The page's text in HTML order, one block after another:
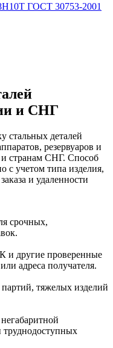
ГОСТ 30753-2001
и СНГ
стальных деталей
резервуаров и
и странам СНГ. Способ
с учетом типа изделия,
и удаленности
срочных,
и другие проверенные
адреса получателя.
тяжелых изделий
труднодоступных